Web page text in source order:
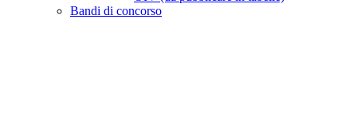
Bandi di concorso